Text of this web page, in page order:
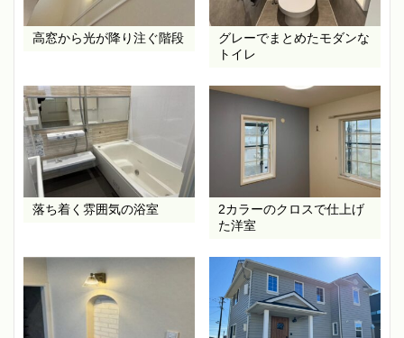
高窓から光が降り注ぐ階段
グレーでまとめたモダンな
トイレ
落ち着く雰囲気の浴室
2カラーのクロスで仕上げ
た洋室